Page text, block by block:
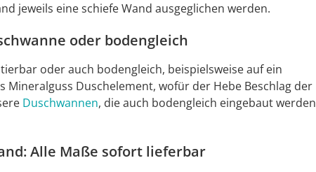
jeweils eine schiefe Wand ausgeglichen werden.
oder bodengleich
oder auch bodengleich, beispielsweise auf ein
Duschelement, wofür der Hebe Beschlag der
Duschwannen, die auch bodengleich eingebaut werden
Alle Maße sofort lieferbar